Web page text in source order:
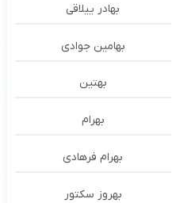
بهادر ییلاقی
بهامین جوادی
بهتین
بهرام
بهرام فرهادی
بهروز سکتور